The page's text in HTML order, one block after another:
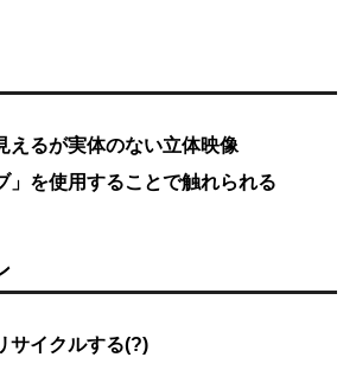
えるが実体のない立体映像
」を使用することで触れられる
サイクルする(?)